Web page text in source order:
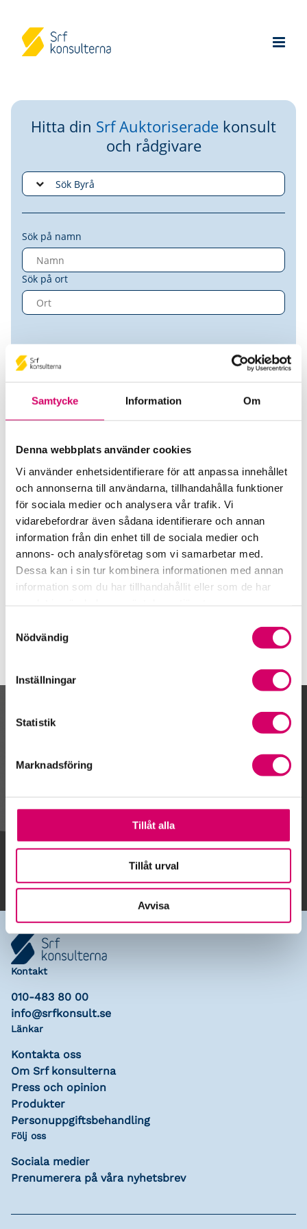
Samtycke Information Om
Denna webbplats använder cookies
Vi använder enhetsidentifierare för att anpassa innehållet
och annonserna till användarna, tillhandahålla funktioner
för sociala medier och analysera vår trafik. Vi
vidarebefordrar även sådana identifierare och annan
information från din enhet till de sociala medier och
annons- och analysföretag som vi samarbetar med.
Dessa kan i sin tur kombinera informationen med annan
information som du har tillhandahållit eller som de har
Nödvändig
Inställningar
Statistik
Marknadsföring
Tillåt alla
Tillåt urval
Avvisa
Hitta din Srf Auktoriserade konsult
och rådgivare
Sök på namn
Sök på ort
Karolina Hedström
Auktoriserad Lönekonsult
Praktikertjänst Ab:s Pensionsstiftelse
Stockholm
Kalendarium
Gå till kalendariet
Lägg till i kalender
Kontakt
010-483 80 00
info@srfkonsult.se
Länkar
Kontakta oss
Om Srf konsulterna
Press och opinion
Produkter
Personuppgiftsbehandling
Följ oss
Sociala medier
Prenumerera på våra nyhetsbrev